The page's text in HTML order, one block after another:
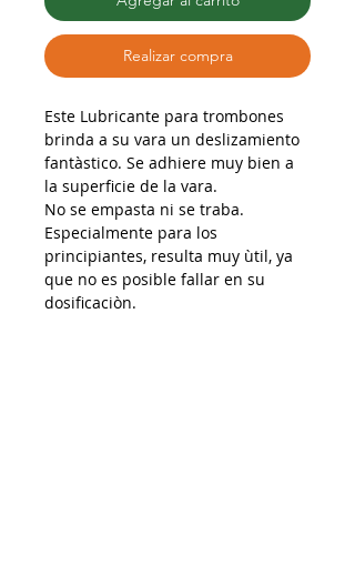
Realizar compra
Este Lubricante para trombones
brinda a su vara un deslizamiento
fantàstico. Se adhiere muy bien a
la superficie de la vara.
No se empasta ni se traba.
Especialmente para los
principiantes, resulta muy ùtil, ya
que no es posible fallar en su
dosificaciòn.